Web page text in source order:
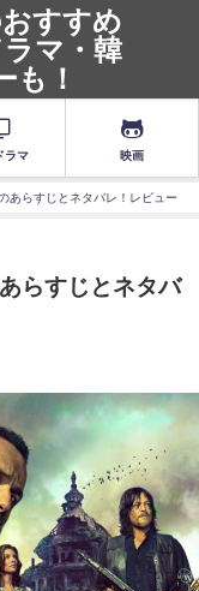
すすめ
マ・韓
も！
ラマ 映画
あらすじとネタバレ！レビュー
らすじとネタバ